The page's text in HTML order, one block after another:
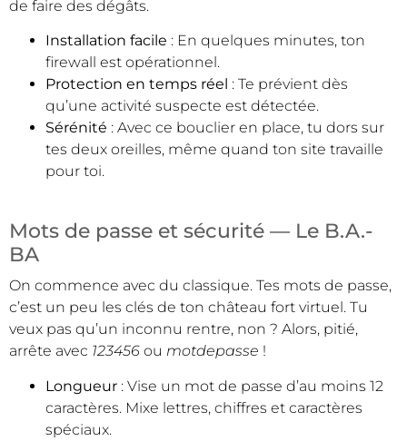
de faire des dégâts.
Installation facile : En quelques minutes, ton
firewall est opérationnel.
Protection en temps réel : Te prévient dès
qu’une activité suspecte est détectée.
Sérénité : Avec ce bouclier en place, tu dors sur
tes deux oreilles, même quand ton site travaille
pour toi.
Mots de passe et sécurité — Le B.A.-
BA
On commence avec du classique. Tes mots de passe,
c’est un peu les clés de ton château fort virtuel. Tu
veux pas qu’un inconnu rentre, non ? Alors, pitié,
arrête avec 123456 ou motdepasse !
Longueur : Vise un mot de passe d’au moins 12
caractères. Mixe lettres, chiffres et caractères
spéciaux.